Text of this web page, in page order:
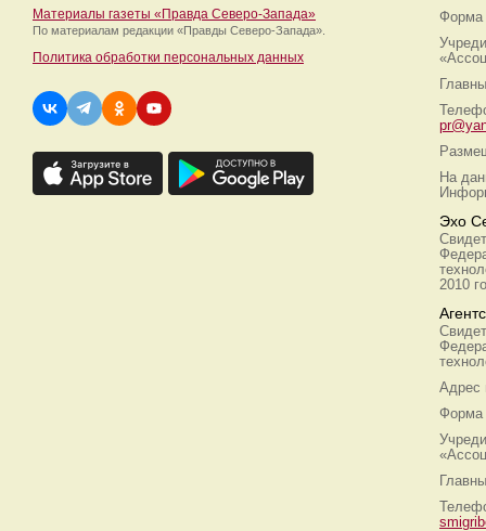
Материалы газеты «Правда Северо-Запада»
По материалам редакции «Правды Северо-Запада».
Политика обработки персональных данных
Форма
На
Эхо
2010
Адрес
Форма